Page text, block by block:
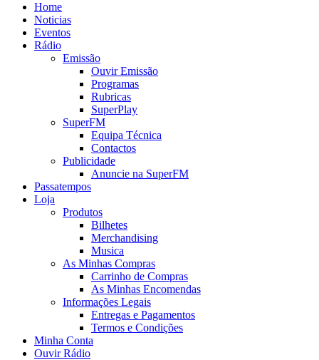
Home
Noticias
Eventos
Rádio
Emissão
Ouvir Emissão
Programas
Rubricas
SuperPlay
SuperFM
Equipa Técnica
Contactos
Publicidade
Anuncie na SuperFM
Passatempos
Loja
Produtos
Bilhetes
Merchandising
Musica
As Minhas Compras
Carrinho de Compras
As Minhas Encomendas
Informações Legais
Entregas e Pagamentos
Termos e Condições
Minha Conta
Ouvir Rádio